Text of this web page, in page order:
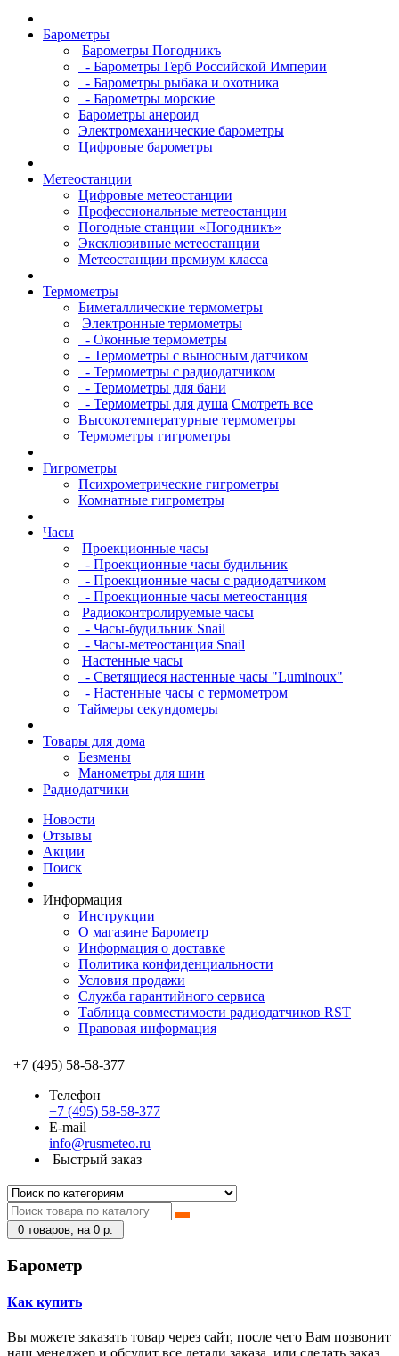
Барометры
Барометры Погодникъ
- Барометры Герб Российской Империи
- Барометры рыбака и охотника
- Барометры морские
Барометры анероид
Электромеханические барометры
Цифровые барометры
Метеостанции
Цифровые метеостанции
Профессиональные метеостанции
Погодные станции «Погодникъ»
Эксклюзивные метеостанции
Метеостанции премиум класса
Термометры
Биметаллические термометры
Электронные термометры
- Оконные термометры
- Термометры с выносным датчиком
- Термометры с радиодатчиком
- Термометры для бани
- Термометры для душа Смотреть все
Высокотемпературные термометры
Термометры гигрометры
Гигрометры
Психрометрические гигрометры
Комнатные гигрометры
Часы
Проекционные часы
- Проекционные часы будильник
- Проекционные часы с радиодатчиком
- Проекционные часы метеостанция
Радиоконтролируемые часы
- Часы-будильник Snail
- Часы-метеостанция Snail
Настенные часы
- Светящиеся настенные часы "Luminoux"
- Настенные часы с термометром
Таймеры секундомеры
Товары для дома
Безмены
Манометры для шин
Радиодатчики
Новости
Отзывы
Акции
Поиск
Информация
Инструкции
О магазине Барометр
Информация о доставке
Политика конфиденциальности
Условия продажи
Служба гарантийного сервиса
Таблица совместимости радиодатчиков RST
Правовая информация
+7 (495) 58-58-377
Телефон
+7 (495) 58-58-377
E-mail
info@rusmeteo.ru
Быстрый заказ
0 товаров, на 0 р.
Барометр
Как купить
Вы можете заказать товар через сайт, после чего Вам позвонит